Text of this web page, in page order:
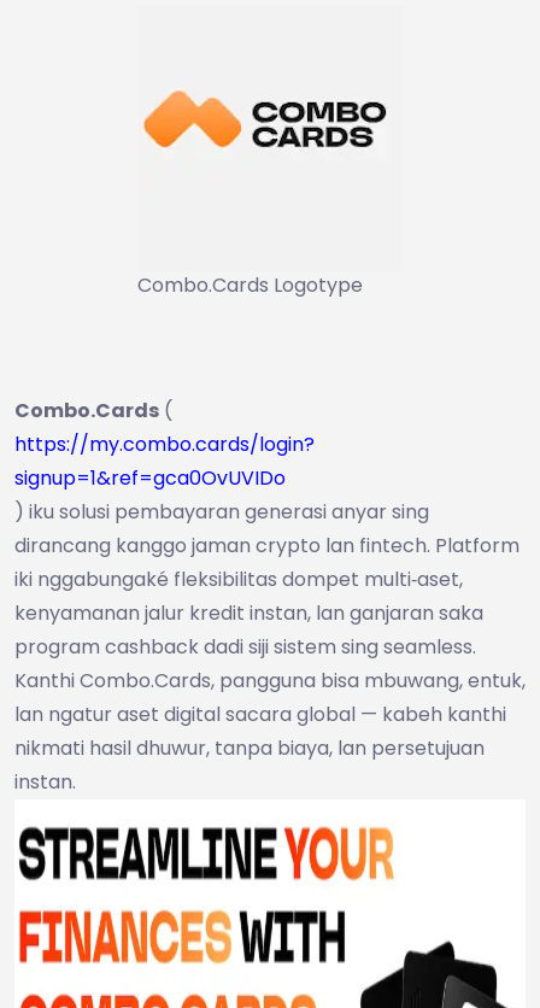
Combo.Cards Logotype
Combo.Cards (
https://my.combo.cards/login?
signup=1&ref=gca0OvUVIDo
) iku solusi pembayaran generasi anyar sing
dirancang kanggo jaman crypto lan fintech. Platform
iki nggabungaké fleksibilitas dompet multi‑aset,
kenyamanan jalur kredit instan, lan ganjaran saka
program cashback dadi siji sistem sing seamless.
Kanthi Combo.Cards, pangguna bisa mbuwang, entuk,
lan ngatur aset digital sacara global — kabeh kanthi
nikmati hasil dhuwur, tanpa biaya, lan persetujuan
instan.